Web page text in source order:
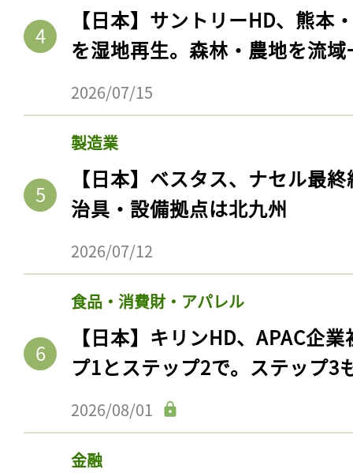
【日本】サントリーHD、熊本
を湿地再生。森林・農地を流
2026/07/15
製造業
【日本】ベスタス、ナセル最
治具・設備拠点は北九州
2026/07/12
食品・消費財・アパレル
【日本】キリンHD、APAC企
プ1とステップ2で。ステップ3
2026/08/01
金融